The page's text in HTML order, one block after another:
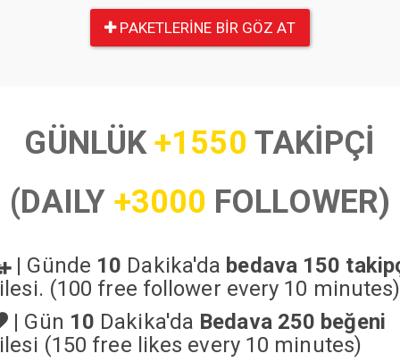
PAKETLERINE BIR GÖZ AT
GÜNLÜK+1550 TAKİPÇİ
(DAILY +3000 FOLLOWER)
| Günde 10 Dakika'da bedava 150
(100 free follower every 10 minutes)
| Gün 10 Dakika'da Bedava 250 beğeni
(150 free likes every 10 minutes)